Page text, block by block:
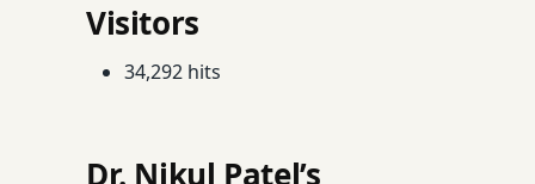
Visitors
34,292 hits
Dr. Nikul Patel’s